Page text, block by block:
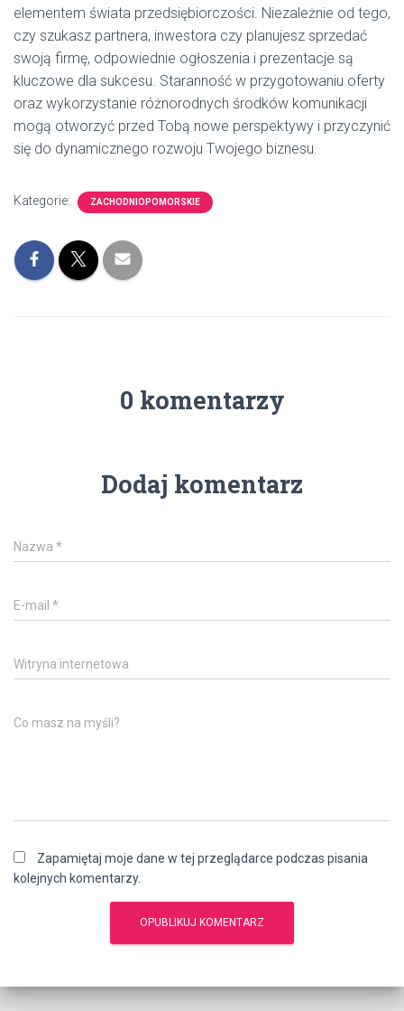
elementem świata przedsiębiorczości. Niezależnie od tego,
czy szukasz partnera, inwestora czy planujesz sprzedać
swoją firmę, odpowiednie ogłoszenia i prezentacje są
kluczowe dla sukcesu. Staranność w przygotowaniu oferty
oraz wykorzystanie różnorodnych środków komunikacji
mogą otworzyć przed Tobą nowe perspektywy i przyczynić
się do dynamicznego rozwoju Twojego biznesu.
Kategorie: ZACHODNIOPOMORSKIE
0 komentarzy
Dodaj komentarz
Nazwa *
E-mail *
Witryna internetowa
Co masz na myśli?
Zapamiętaj moje dane w tej przeglądarce podczas pisania
kolejnych komentarzy.